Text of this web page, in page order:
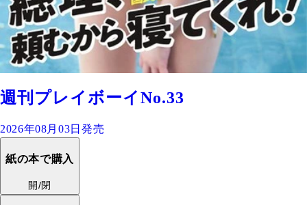
週刊プレイボーイNo.33
2026年08月03日発売
紙の本で購入
開/閉